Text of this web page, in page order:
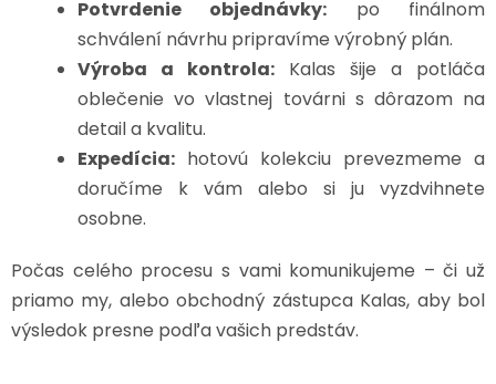
Potvrdenie objednávky: po finálnom
schválení návrhu pripravíme výrobný plán.
Výroba a kontrola: Kalas šije a potláča
oblečenie vo vlastnej továrni s dôrazom na
detail a kvalitu.
Expedícia: hotovú kolekciu prevezmeme a
doručíme k vám alebo si ju vyzdvihnete
osobne.
Počas celého procesu s vami komunikujeme – či už
priamo my, alebo obchodný zástupca Kalas, aby bol
výsledok presne podľa vašich predstáv.